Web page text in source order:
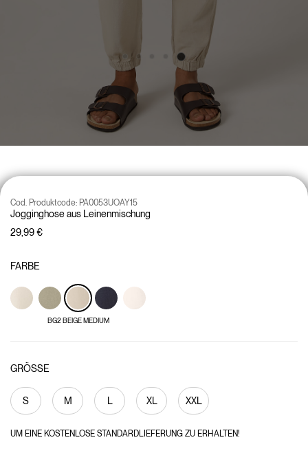
Jogginghose aus Leinenmischung
Cod. Produktcode: PA0053UOAY15
29,99 €
FARBE
BG2 BEIGE MEDIUM
GRÖSSE
S M L XL XXL
UM EINE KOSTENLOSE STANDARDLIEFERUNG ZU ERHALTEN!